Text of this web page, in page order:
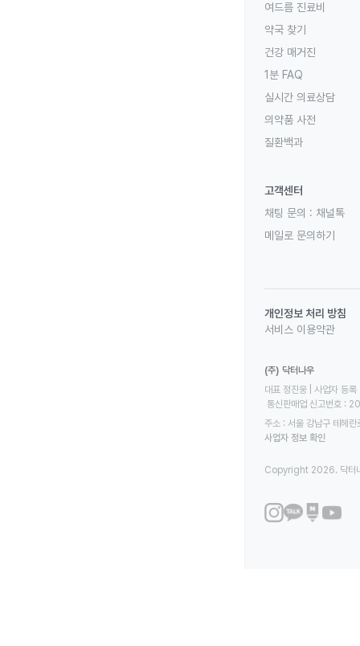
여드름 진료비
약국 찾기
건강 매거진
1분 FAQ
실시간 의료상담
의약품 사전
질환백과
고객센터
채팅 문의 : 채널톡
메일로 문의하기
개인정보 처리 방침
서비스 이용약관
(주) 닥터나우
대표 정진웅 | 사업자
통신판매업 신고번호
주소 : 서울 강남구 테헤
사업자 정보 확인
Copyright 2026. 닥터